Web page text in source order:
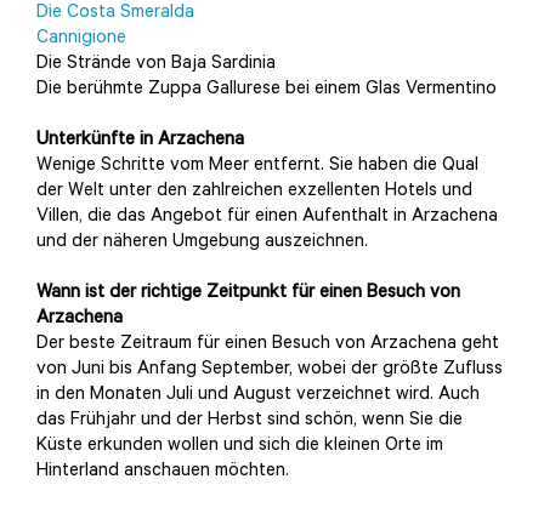
Die Costa Smeralda
Cannigione
Die Strände von Baja Sardinia
Die berühmte Zuppa Gallurese bei einem Glas Vermentino
Unterkünfte in Arzachena
Wenige Schritte vom Meer entfernt. Sie haben die Qual
der Welt unter den zahlreichen exzellenten Hotels und
Villen, die das Angebot für einen Aufenthalt in Arzachena
und der näheren Umgebung auszeichnen.
Wann ist der richtige Zeitpunkt für einen Besuch von
Arzachena
Der beste Zeitraum für einen Besuch von Arzachena geht
von Juni bis Anfang September, wobei der größte Zufluss
in den Monaten Juli und August verzeichnet wird. Auch
das Frühjahr und der Herbst sind schön, wenn Sie die
Küste erkunden wollen und sich die kleinen Orte im
Hinterland anschauen möchten.